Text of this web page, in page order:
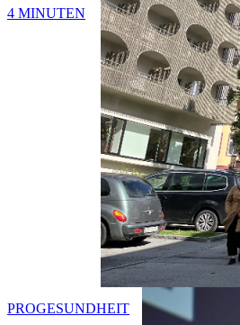
4 MINUTEN
PROGESUNDHEIT